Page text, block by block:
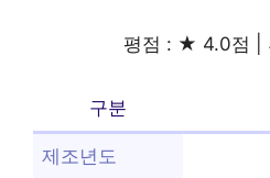
평점 : ★ 4.0점 |
구분
제조년도